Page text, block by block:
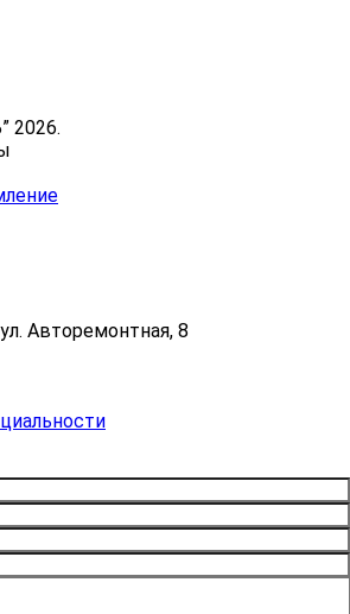
2026.
Авторемонтная, 8